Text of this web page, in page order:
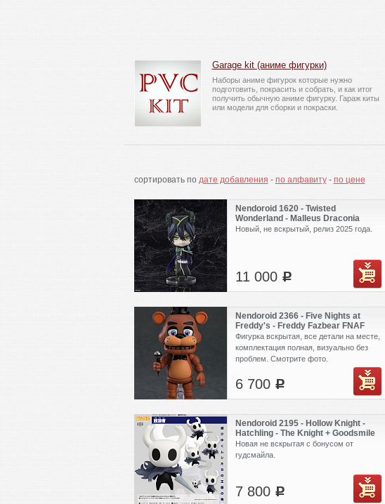
Garage kit (аниме фигурки)
Наборы аниме фигурок которые нужно
подготовить, покрасить и собрать, и как итог
получить обычную аниме фигурку. Гараж киты
или модели для сборки и покраски.
сортировать по дате добавления - по алфавиту- по цене
Nendoroid 1620 - Twisted
Wonderland - Malleus Draconia
Новый, не вскрытый, релиз 2025 года.
11 000 c
Nendoroid 2366 - Five Nights at
Freddy's - Freddy Fazbear FNAF
(б.у.)
Фигурка вскрытая, все детали на месте,
комплектация полная, визуально без
проблем. Смотрите фото.
6 700 c
Nendoroid 2195 - Hollow Knight -
Hatchling - The Knight + Goodsmile
бонус
Новая не вскрытая с бонусом от
гудсмайла.
7 800 c